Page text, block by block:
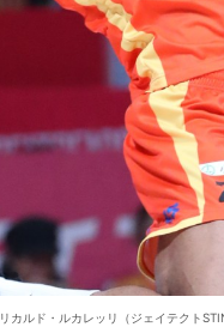
リカルド・ルカレッリ（ジェイテクト